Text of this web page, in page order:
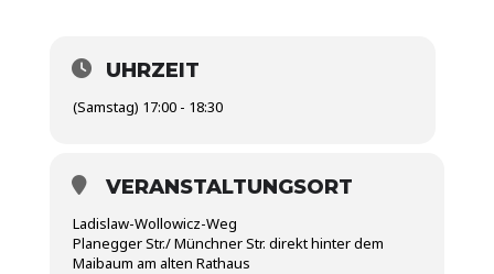
UHRZEIT
(Samstag) 17:00 - 18:30
VERANSTALTUNGSORT
Ladislaw-Wollowicz-Weg
Planegger Str./ Münchner Str. direkt hinter dem
Maibaum am alten Rathaus